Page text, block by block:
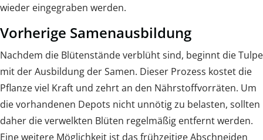
wieder eingegraben werden.
Vorherige Samenausbildung
Nachdem die Blütenstände verblüht sind, beginnt die Tulpe
mit der Ausbildung der Samen. Dieser Prozess kostet die
Pflanze viel Kraft und zehrt an den Nährstoffvorräten. Um
die vorhandenen Depots nicht unnötig zu belasten, sollten
daher die verwelkten Blüten regelmäßig entfernt werden.
Eine weitere Möglichkeit ist das frühzeitige Abschneiden